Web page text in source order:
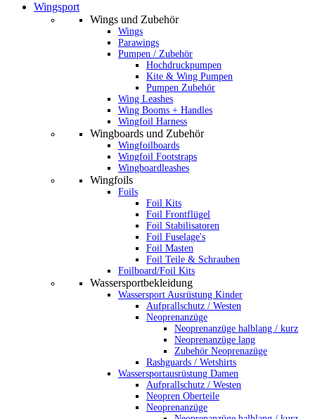
Wingsport
Wings und Zubehör
Wings
Parawings
Pumpen / Zubehör
Hochdruckpumpen
Kite & Wing Pumpen
Pumpen Zubehör
Wing Leashes
Wing Booms + Handles
Wingfoil Harness
Wingboards und Zubehör
Wingfoilboards
Wingfoil Footstraps
Wingboardleashes
Wingfoils
Foils
Foil Kits
Foil Frontflügel
Foil Stabilisatoren
Foil Fuselage's
Foil Masten
Foil Teile & Schrauben
Foilboard/Foil Kits
Wassersportbekleidung
Wassersport Ausrüstung Kinder
Aufprallschutz / Westen
Neoprenanzüge
Neoprenanzüge halblang / kurz
Neoprenanzüge lang
Zubehör Neoprenazüge
Rashguards / Wetshirts
Wassersportausrüstung Damen
Aufprallschutz / Westen
Neopren Oberteile
Neoprenanzüge